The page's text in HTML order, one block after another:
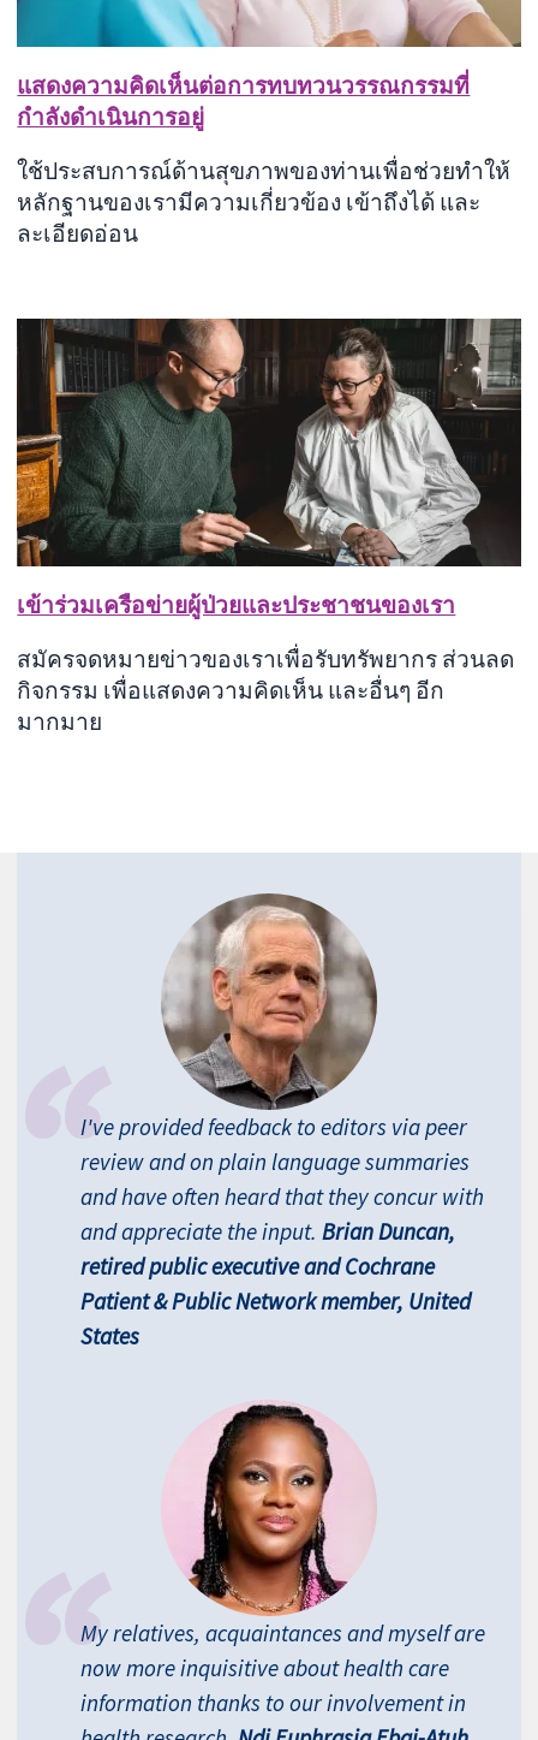
แสดงความคิดเห็นต่อการทบทวนวรรณกรรมที่
กำลังดำเนินการอยู่
ใช้ประสบการณ์ด้านสุขภาพของท่านเพื่อช่วยทำให้
หลักฐานของเรามีความเกี่ยวข้อง เข้าถึงได้ และ
ละเอียดอ่อน
เข้าร่วมเครือข่ายผู้ป่วยและประชาชนของเรา
สมัครจดหมายข่าวของเราเพื่อรับทรัพยากร ส่วนลด
กิจกรรม เพื่อแสดงความคิดเห็น และอื่นๆ อีก
มากมาย
I've provided feedback to editors via peer
review and on plain language summaries
and have often heard that they concur with
and appreciate the input. Brian Duncan,
retired public executive and Cochrane
Patient & Public Network member, United
States
My relatives, acquaintances and myself are
now more inquisitive about health care
information thanks to our involvement in